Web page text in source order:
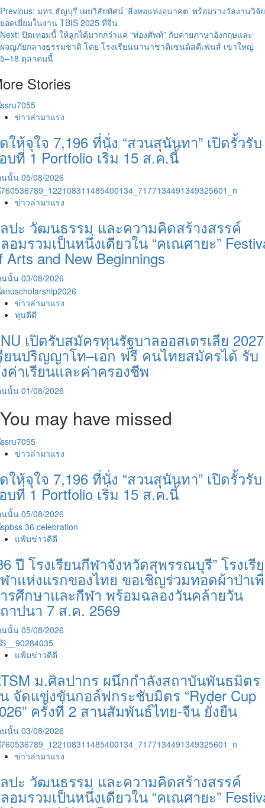
Post
navigation
Previous: มทร.ธัญบุรี เผยวิสัยทัศน์ ‘สิ่งทอแห่งอนาคต’ พร้อมรางวัลงานวิจัย
ยอดเยี่ยมในงาน TBIS 2025 ที่จีน
Next: ปิดเทอมนี้ ให้ลูกได้มากกว่าแค่ “ท่องศัพท์” กับค่ายภาษาอังกฤษและ
ผจญภัยกลางธรรมชาติ โดย โรงเรียนนานาชาติเซนต์สตีเฟ่นส์ เขาใหญ่
5–18 ตุลาคมนี้
Stories
ข่าวล่ามาแรง
ให้จุใจ 7,196 ที่นั่ง “สวนสุนันทา” เปิดรั้วรับ
บที่ 1 Portfolio เริ่ม 15 ส.ค.นี้
นนั้น 05/08/2026
ข่าวล่ามาแรง
ปะ วัฒนธรรม และความคิดสร้างสรรค์
อมรวมเป็นหนึ่งเดียวใน “คเณศายะ”
Arts and New Beginnings
นนั้น 03/08/2026
ข่าวล่ามาแรง
ทุนดีดี
เปิดรับสมัครทุนรัฐบาลออสเตรเลีย 2027
ยนปริญญาโท–เอก ฟรี คนไทยสมัครได้ รับ
ค่าเรียนและค่าครองชีพ
นนั้น 01/08/2026
You may have missed
ข่าวล่ามาแรง
ให้จุใจ 7,196 ที่นั่ง “สวนสุนันทา” เปิดรั้วรับ
บที่ 1 Portfolio เริ่ม 15 ส.ค.นี้
นนั้น 05/08/2026
แฟ้มข่าวดีดี
ปี โรงเรียนกีฬาจังหวัดสุพรรณบุรี” โรงเรี
าแห่งแรกของไทย ขอเชิญร่วมทอดผ้าป่าเ
รศึกษาและกีฬา พร้อมฉลองวันคล้ายวัน
าปนา 7 ส.ค. 2569
นนั้น 05/08/2026
แฟ้มข่าวดีดี
ม.ศิลปากร ผนึกกำลังสถาบันพันธมิตร
จัดแข่งขันกอล์ฟกระชับมิตร “Ryder Cup
ครั้งที่ 2 สานสัมพันธ์ไทย-จีน ยั่งยืน
นนั้น 03/08/2026
ข่าวล่ามาแรง
ปะ วัฒนธรรม และความคิดสร้างสรรค์
อมรวมเป็นหนึ่งเดียวใน “คเณศายะ”